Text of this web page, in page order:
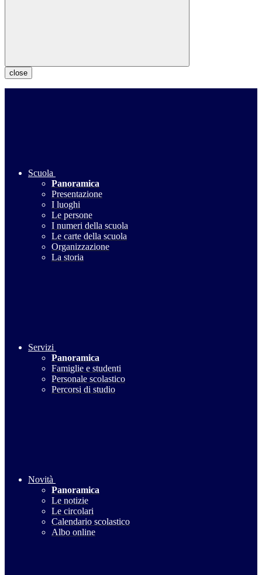
close
Scuola
Panoramica
Presentazione
I luoghi
Le persone
I numeri della scuola
Le carte della scuola
Organizzazione
La storia
Servizi
Panoramica
Famiglie e studenti
Personale scolastico
Percorsi di studio
Novità
Panoramica
Le notizie
Le circolari
Calendario scolastico
Albo online